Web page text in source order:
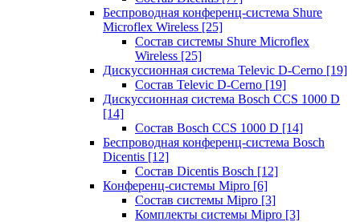
Беспроводная конференц-система Shure
Microflex Wireless [25]
Состав системы Shure Microflex
Wireless [25]
Дискуссионная система Televic D-Cerno [19]
Состав Televic D-Cerno [19]
Дискуссионная система Bosch CCS 1000 D
[14]
Состав Bosch CCS 1000 D [14]
Беспроводная конференц-система Bosch
Dicentis [12]
Состав Dicentis Bosch [12]
Конференц-системы Mipro [6]
Состав системы Mipro [3]
Комплекты системы Mipro [3]